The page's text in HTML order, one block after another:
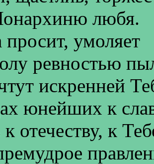
любя.
умоляет
ревностью
искренней
юнейших к
отечеству, к